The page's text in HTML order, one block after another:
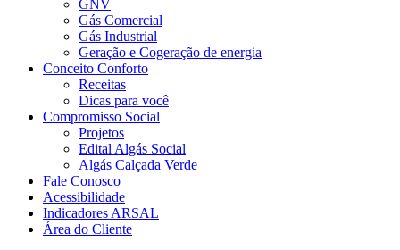
GNV
Gás Comercial
Gás Industrial
Geração e Cogeração de energia
Conceito Conforto
Receitas
Dicas para você
Compromisso Social
Projetos
Edital Algás Social
Algás Calçada Verde
Fale Conosco
Acessibilidade
Indicadores ARSAL
Área do Cliente